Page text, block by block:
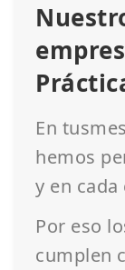
En
hemos
y en cada
Por eso
cumplen